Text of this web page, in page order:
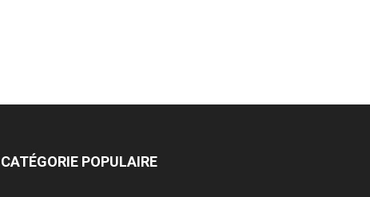
CATÉGORIE POPULAIRE